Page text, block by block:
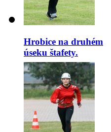
Hrobice na druhém
úseku štafety.